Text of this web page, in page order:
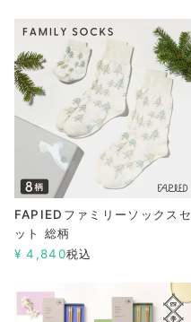
FAPIEDファミリーソックスセ
ット 総柄
¥ 4,840税込